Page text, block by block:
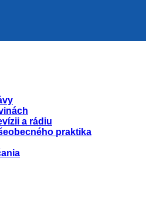
a rádiu
praktika